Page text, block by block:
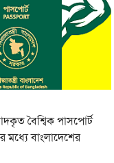
বৈশ্বিক পাসপোর্ট
মধ্যে বাংলাদেশের